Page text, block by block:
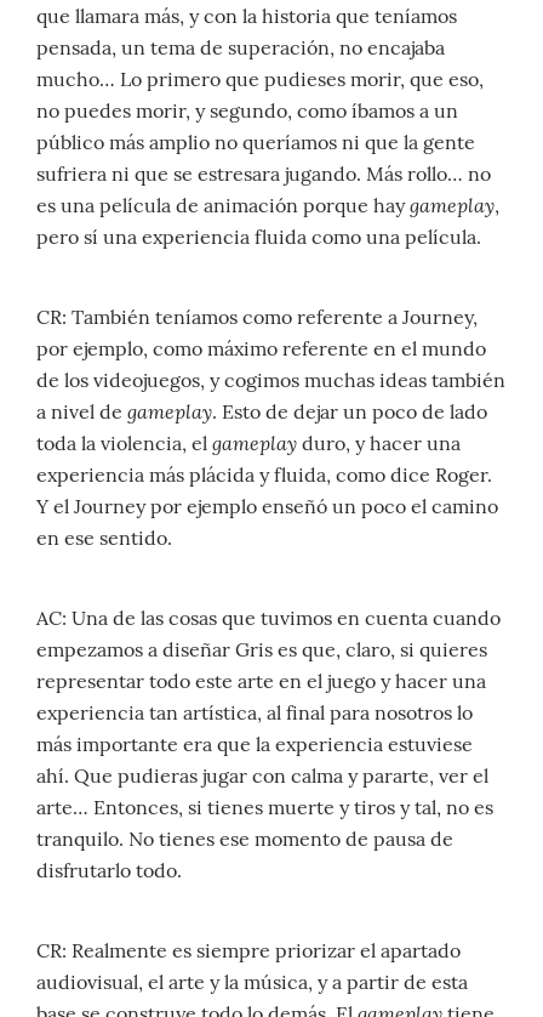
que llamara más, y con la historia que teníamos
pensada, un tema de superación, no encajaba
mucho… Lo primero que pudieses morir, que eso,
no puedes morir, y segundo, como íbamos a un
público más amplio no queríamos ni que la gente
sufriera ni que se estresara jugando. Más rollo… no
es una película de animación porque haygameplay,
pero sí una experiencia fluida como una película.
CR: También teníamos como referente a Journey,
por ejemplo, como máximo referente en el mundo
de los videojuegos, y cogimos muchas ideas también
a nivel de gameplay. Esto de dejar un poco de lado
toda la violencia, el gameplay duro, y hacer una
experiencia más plácida y fluida, como dice Roger.
Y el Journey por ejemplo enseñó un poco el camino
en ese sentido.
AC: Una de las cosas que tuvimos en cuenta cuando
empezamos a diseñar Gris es que, claro, si quieres
representar todo este arte en el juego y hacer una
experiencia tan artística, al final para nosotros lo
más importante era que la experiencia estuviese
ahí. Que pudieras jugar con calma y pararte, ver el
arte… Entonces, si tienes muerte y tiros y tal, no es
tranquilo. No tienes ese momento de pausa de
disfrutarlo todo.
CR: Realmente es siempre priorizar el apartado
audiovisual, el arte y la música, y a partir de esta